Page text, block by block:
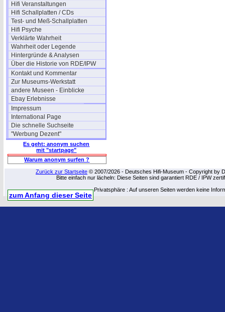
Hifi Veranstaltungen
Hifi Schallplatten / CDs
Test- und Meß-Schallplatten
Hifi Psyche
Verklärte Wahrheit
Wahrheit oder Legende
Hintergründe & Analysen
Über die Historie von RDE/IPW
Kontakt und Kommentar
Zur Museums-Werkstatt
andere Museen - Einblicke
Ebay Erlebnisse
Impressum
International Page
Die schnelle Suchseite
"Werbung Dezent"
Es geht: anonym suchen
mit "startpage"
Warum anonym surfen ?
Zurück zur Startseite © 2007/2026 - Deutsches Hifi-Museum - Copyright by
Bitte einfach nur lächeln: Diese Seiten sind garantiert RDE / IPW
Privatsphäre : Auf unseren Seiten werden keine
zum Anfang dieser Seite